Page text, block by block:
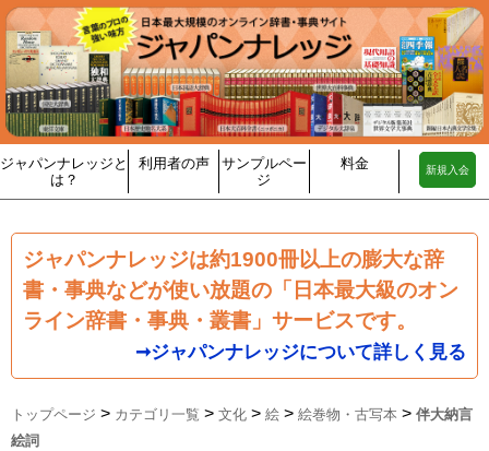
ジャパンナレッジと
は？
利用者の声
サンプルペー
ジ
料金 新規入会
ジャパンナレッジは約1900冊以上の膨大な辞
書・事典などが使い放題の「日本最大級のオン
ライン辞書・事典・叢書」サービスです。
➞ジャパンナレッジについて詳しく見る
トップページ > カテゴリ一覧 > 文化 > 絵 > 絵巻物・古写本 > 伴大納言
絵詞